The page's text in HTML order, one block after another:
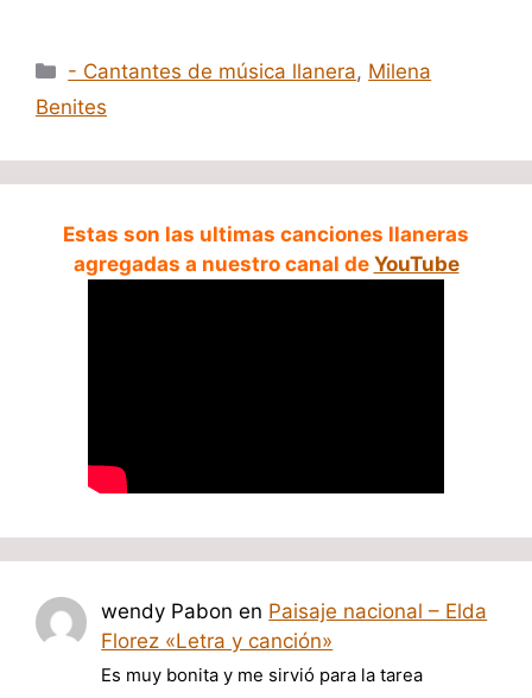
Categorías
- Cantantes de música llanera, Milena
Benites
Estas son las ultimas canciones llaneras
agregadas a nuestro canal de YouTube
wendy Pabon en Paisaje nacional – Elda
Florez «Letra y canción»
Es muy bonita y me sirvió para la tarea